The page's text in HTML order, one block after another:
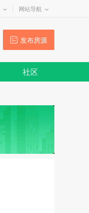
网站导航
发布房源
社区